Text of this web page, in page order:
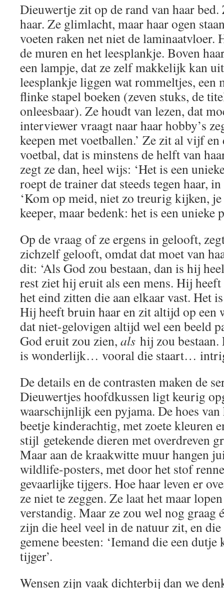
Dieuwertje zit op de rand van haar
haar. Ze glimlacht, maar haar ogen
voeten raken net niet de laminaatvloer.
de muren en het leesplankje. Boven
een lampje, dat ze zelf makkelijk kan
leesplankje liggen wat rommeltjes, een
flinke stapel boeken (zeven stuks, de
onleesbaar). Ze houdt van lezen, dat
interviewer vraagt naar haar hobby’s
keepen met voetballen.’ Ze zit al vijf
voetbal, dat is minstens de helft van
zegt ze dan, heel wijs: ‘Het is een
roept de trainer dat steeds tegen haar,
‘Kom op meid, niet zo treurig kijken,
keeper, maar bedenk: het is een unieke
Op de vraag of ze ergens in gelooft,
zichzelf gelooft, omdat dat moet van
dit: ‘Als God zou bestaan, dan is hij
rest ziet hij eruit als een mens. Hij heeft
het eind zitten die aan elkaar vast. Het
Hij heeft bruin haar en zit altijd op een
dat niet-gelovigen altijd wel een beeld
God eruit zou zien, als hij zou
is wonderlijk… vooral die staart…
De details en de contrasten maken de
Dieuwertjes hoofdkussen ligt keurig
waarschijnlijk een pyjama. De hoes van
beetje kinderachtig, met zoete kleuren
stijl getekende dieren met overdreven
Maar aan de kraakwitte muur hangen
wildlife-posters, met door het stof
gevaarlijke tijgers. Hoe haar leven er
ze niet te zeggen. Ze laat het maar
verstandig. Maar ze zou wel nog graag
zijn die heel veel in de natuur zit, en
gemene beesten: ‘Iemand die een dutje
tijger’.
Wensen zijn vaak dichterbij dan we